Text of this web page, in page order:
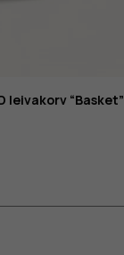
leivakorv “Basket”